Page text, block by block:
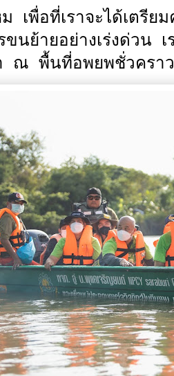
เพื่อที่เราจะได้เตรียม
นย้ายอย่างเร่งด่วน เ
ณ พื้นที่อพยพชั่วคราว